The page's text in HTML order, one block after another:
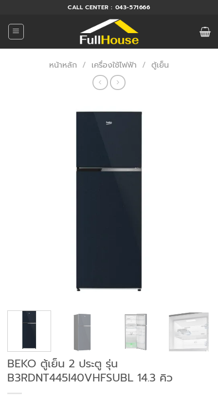
ยัง
เนื้อหา
CALL CENTER : 043-571666
หน้าหลัก / เครื่องใช้ไฟฟ้า / ตู้เย็น
BEKO ตู้เย็น 2 ประตู รุ่น
B3RDNT445I40VHFSUBL 14.3 คิว